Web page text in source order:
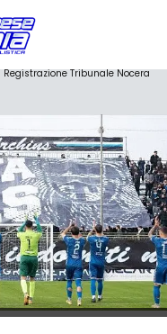
Tribunale Nocera